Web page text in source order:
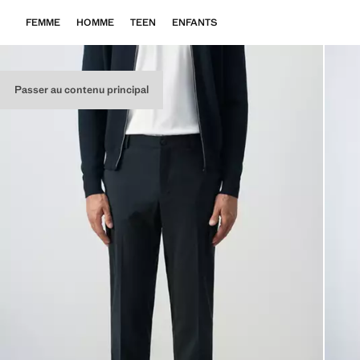
Passer au contenu principal
FEMME HOMME TEEN ENFANTS